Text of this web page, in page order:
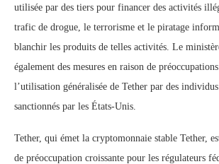
utilisée par des tiers pour financer des activités
trafic de drogue, le terrorisme et le piratage
blanchir les produits de telles activités. Le
également des mesures en raison de
l’utilisation généralisée de Tether par des
sanctionnés par les États-Unis.
Tether, qui émet la cryptomonnaie stable Tether,
de préoccupation croissante pour les régulateurs